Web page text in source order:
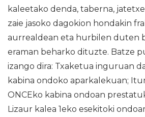
kaleetako denda, taberna,
zaie jasoko dagokion hondakin
aurrealdean eta hurbilen duten
eraman beharko dituzte. Batze
izango dira: Txaketua inguruan
kabina ondoko aparkalekuan;
ONCEko kabina ondoan
Lizaur kalea 1eko esekitoki